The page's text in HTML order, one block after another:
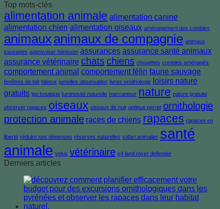
Top mots-clés
alimentation animale alimentation canine
alimentation chien alimentation oiseaux aménagement des combles
animaux animaux de compagnie animaux
sauvages apprivoiser hérisson assurances assurance santé animaux
assurance vétérinaire chats chiens chouettes combles aménagés
comportement animal comportement félin faune sauvage
fenêtres de toit hiboux jumelles observation livres ornithologie loisirs nature
gratuits lpo boutique luminosité naturelle mercantour nature nature gratuite
observer rapaces oiseaux oiseaux de nuit optique perret ornithologie
protection animale races de chiens rapaces rapaces en
liberté réduire ses dépenses réserves naturelles safari animalier santé
animale velux vétérinaire x4 land rover defender
Derniers articles